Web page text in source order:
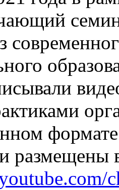
размещены